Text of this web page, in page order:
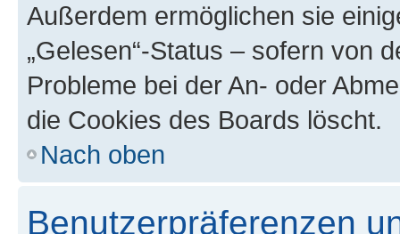
Außerdem ermöglichen sie
„Gelesen“-Status – sofern von
Probleme bei der An- oder
die Cookies des Boards löscht.
Nach oben
Benutzerpräferenzen